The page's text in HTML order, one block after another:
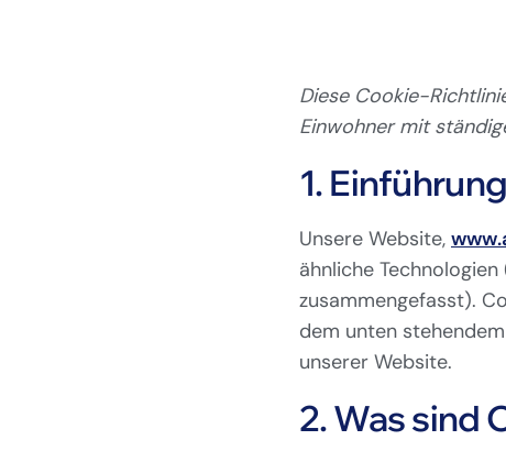
Diese Cookie-
Einwohner mit
1. Einführung
Unsere Website,
ähnliche
zusammengefasst).
dem unten
unserer Website.
2. Was sind